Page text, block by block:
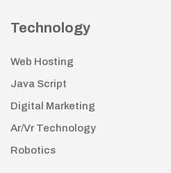
Technology
Web Hosting
Java Script
Digital Marketing
Ar/Vr Technology
Robotics